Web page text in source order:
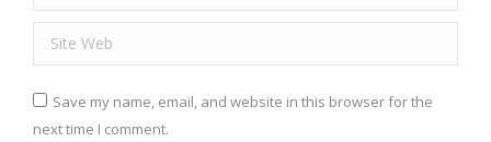
Site Web
Save my name, email, and website in this browser for the
next time I comment.